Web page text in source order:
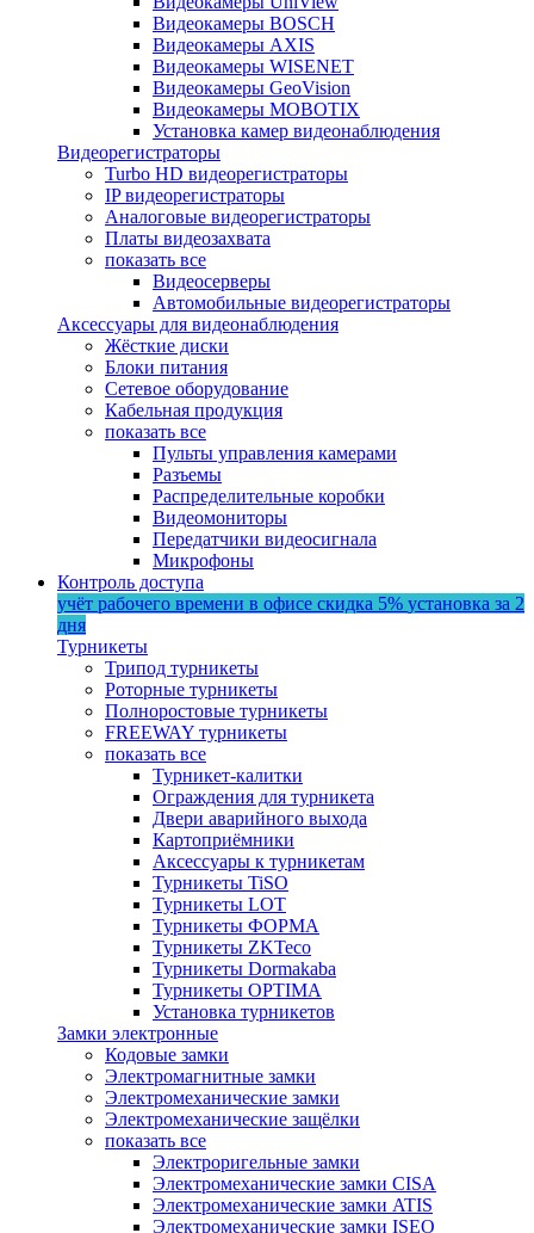
Видеокамеры BOSCH
Видеокамеры AXIS
Видеокамеры WISENET
Видеокамеры GeoVision
Видеокамеры MOBOTIX
Установка камер видеонаблюдения
Видеорегистраторы
Turbo HD видеорегистраторы
IP видеорегистраторы
Аналоговые видеорегистраторы
Платы видеозахвата
показать все
Видеосерверы
Автомобильные видеорегистраторы
Аксессуары для видеонаблюдения
Жёсткие диски
Блоки питания
Сетевое оборудование
Кабельная продукция
показать все
Пульты управления камерами
Разъемы
Распределительные коробки
Видеомониторы
Передатчики видеосигнала
Микрофоны
Контроль доступа
учёт рабочего времени в офисе скидка 5% установка за 2
дня
Турникеты
Трипод турникеты
Роторные турникеты
Полноростовые турникеты
FREEWAY турникеты
показать все
Турникет-калитки
Ограждения для турникета
Двери аварийного выхода
Картоприёмники
Аксессуары к турникетам
Турникеты TiSO
Турникеты LOT
Турникеты ФОРМА
Турникеты ZKTeco
Турникеты Dormakaba
Турникеты OPTIMA
Установка турникетов
Замки электронные
Кодовые замки
Электромагнитные замки
Электромеханические замки
Электромеханические защёлки
показать все
Электроригельные замки
Электромеханические замки CISA
Электромеханические замки ATIS
Электромеханические замки ISEO